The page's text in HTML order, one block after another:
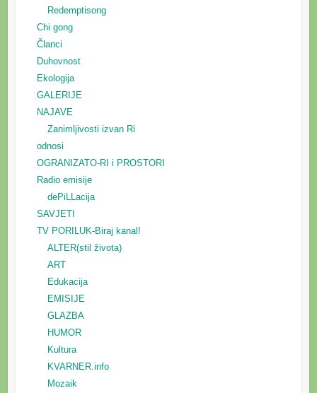
Redemptisong
Chi gong
Članci
Duhovnost
Ekologija
GALERIJE
NAJAVE
Zanimljivosti izvan Ri
odnosi
OGRANIZATO-RI i PROSTORI
Radio emisije
dePiLLacija
SAVJETI
TV PORILUK-Biraj kanal!
ALTER(stil života)
ART
Edukacija
EMISIJE
GLAZBA
HUMOR
Kultura
KVARNER.info
Mozaik